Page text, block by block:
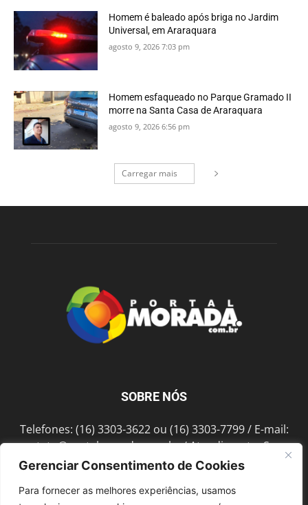
Gerenciar Consentimento de Cookies
Para fornecer as melhores experiências, usamos
Homem é baleado após briga no Jardim
Universal, em Araraquara
agosto 9, 2026 7:03 pm
Homem esfaqueado no Parque Gramado II
morre na Santa Casa de Araraquara
agosto 9, 2026 6:56 pm
Carregar mais
SOBRE NÓS
Telefones: (16) 3303-3622 ou (16) 3303-7799 / E-mail:
contato@portalmorada.com.br/ Atendimento: Seg a
Sex das 8h às 18h / Endereço: Av. Bento de Abreu, 889